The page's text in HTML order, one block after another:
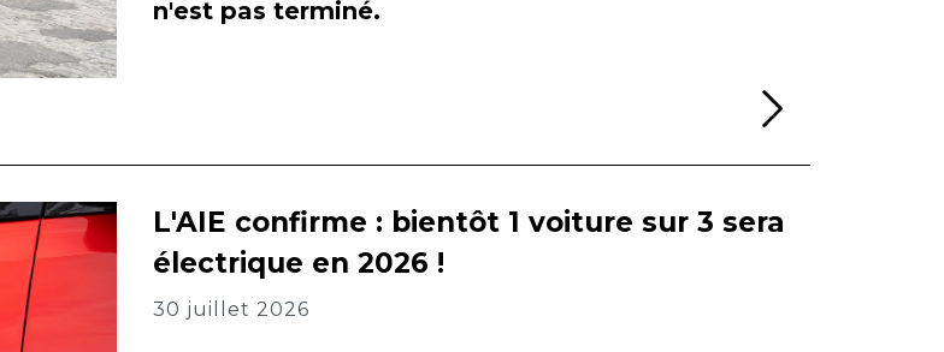
n'est pas terminé.
L'AIE confirme : bientôt 1 voiture sur 3 sera
électrique en 2026 !
30 juillet 2026